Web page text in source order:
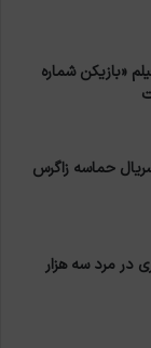
«بازیکن شماره
حماسه زاگرس
در مرد سه هزار